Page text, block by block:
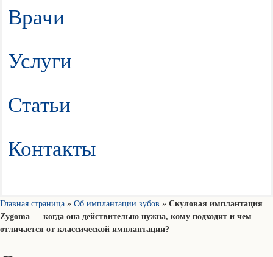
Врачи
Услуги
Статьи
Контакты
Главная страница » Об имплантации зубов » Скуловая имплантация
Zygoma — когда она действительно нужна, кому подходит и чем
отличается от классической имплантации?